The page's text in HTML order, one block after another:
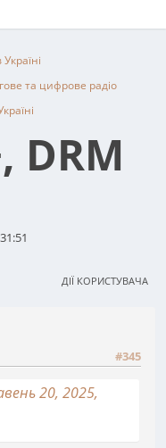
та цифрове радіо
DRM
ДІЇ КОРИСТУВАЧА
#345
20, 2025,